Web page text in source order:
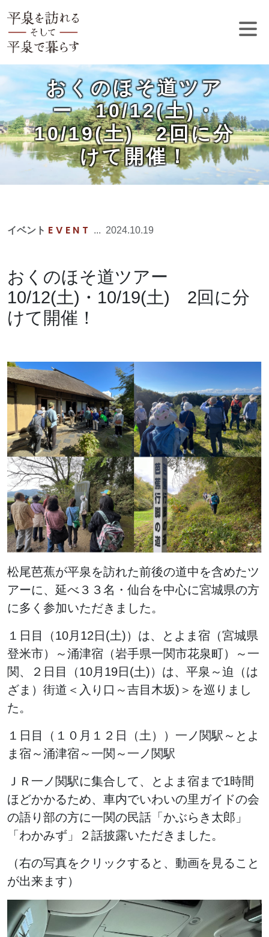
おくのほそ道ツア
ー 10/12(土)・
10/19(土) 2回に分
けて開催！
イベント EVENT ... 2024.10.19
おくのほそ道ツアー
10/12(土)・10/19(土) 2回に分
けて開催！
松尾芭蕉が平泉を訪れた前後の道中を含めたツ
アーに、延べ３３名・仙台を中心に宮城県の方
に多く参加いただきました。
１日目（10月12日(土)）は、とよま宿（宮城県
登米市）～涌津宿（岩手県一関市花泉町）～一
関、２日目（10月19日(土)）は、平泉～迫（は
ざま）街道＜入り口～吉目木坂)＞を巡りまし
た。
１日目（１０月１２日（土））一ノ関駅～とよ
ま宿～涌津宿～一関～一ノ関駅
ＪＲ一ノ関駅に集合して、とよま宿まで1時間
ほどかかるため、車内でいわいの里ガイドの会
の語り部の方に一関の民話「かぶらき太郎」
「わかみず」２話披露いただきました。
（右の写真をクリックすると、動画を見ること
が出来ます）